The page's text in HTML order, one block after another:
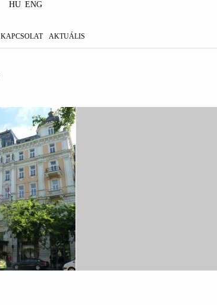
KAPCSOLAT AKTUÁLIS
HU ENG